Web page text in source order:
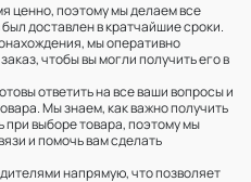
ценно, поэтому мы делаем все
доставлен в кратчайшие сроки.
мы оперативно
чтобы вы могли получить его в
ответить на все ваши вопросы и
Мы знаем, как важно получить
выборе товара, поэтому мы
и помочь вам сделать
напрямую, что позволяет